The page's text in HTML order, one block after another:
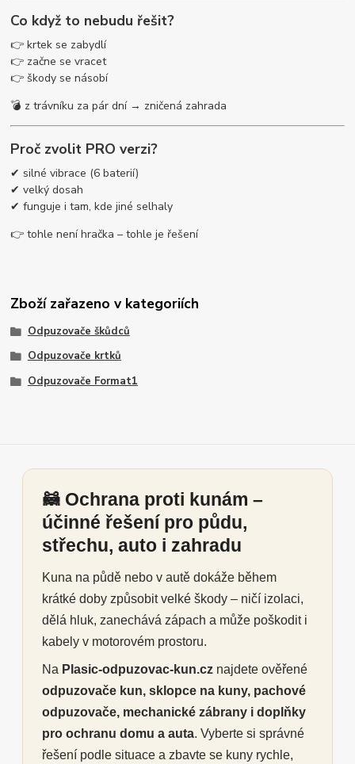
Co když to nebudu řešit?
👉 krtek se zabydlí
👉 začne se vracet
👉 škody se násobí
💣 z trávníku za pár dní → zničená zahrada
Proč zvolit PRO verzi?
✔ silné vibrace (6 baterií)
✔ velký dosah
✔ funguje i tam, kde jiné selhaly
👉 tohle není hračka – tohle je řešení
Zboží zařazeno v kategoriích
Odpuzovače škůdců
Odpuzovače krtků
Odpuzovače Format1
🦝 Ochrana proti kunám –
účinné řešení pro půdu,
střechu, auto i zahradu
Kuna na půdě nebo v autě dokáže během
krátké doby způsobit velké škody – ničí izolaci,
dělá hluk, zanechává zápach a může poškodit i
kabely v motorovém prostoru.
Na Plasic-odpuzovac-kun.cz najdete ověřené
odpuzovače kun, sklopce na kuny, pachové
odpuzovače, mechanické zábrany i doplňky
pro ochranu domu a auta. Vyberte si správné
řešení podle situace a zbavte se kuny rychle,